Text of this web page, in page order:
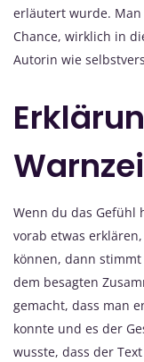
erläutert wurde.
Chance, wirklich in
Autorin wie
Wenn du das Gefühl
vorab etwas
können, dann
dem besagten
gemacht, dass man
konnte und es der
wusste, dass der